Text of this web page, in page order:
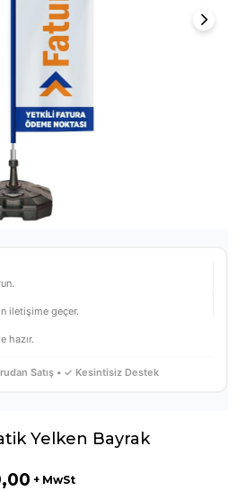
iletişime geçer.
hazır.
Satış • ✓ Kesintisiz Destek
Yelken Bayrak
+ MwSt